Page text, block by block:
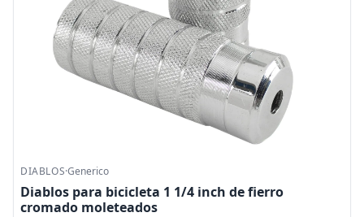
DIABLOS·Generico
Diablos para bicicleta 1 1/4 inch de fierro
cromado moleteados